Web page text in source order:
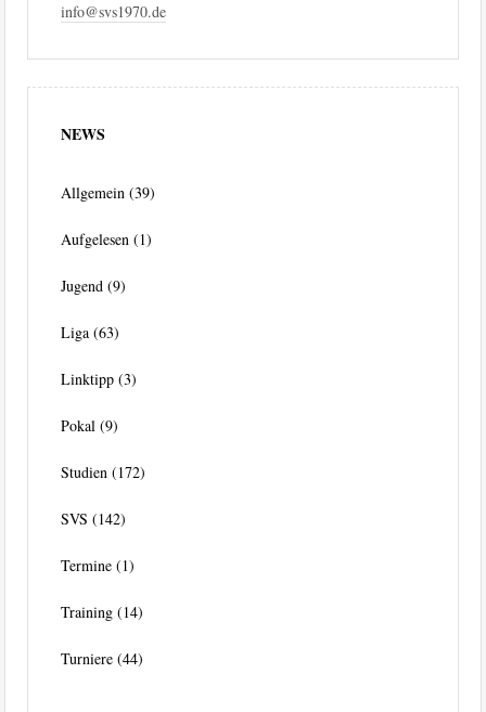
info@svs1970.de
NEWS
Allgemein (39)
Aufgelesen (1)
Jugend (9)
Liga (63)
Linktipp (3)
Pokal (9)
Studien (172)
SVS (142)
Termine (1)
Training (14)
Turniere (44)